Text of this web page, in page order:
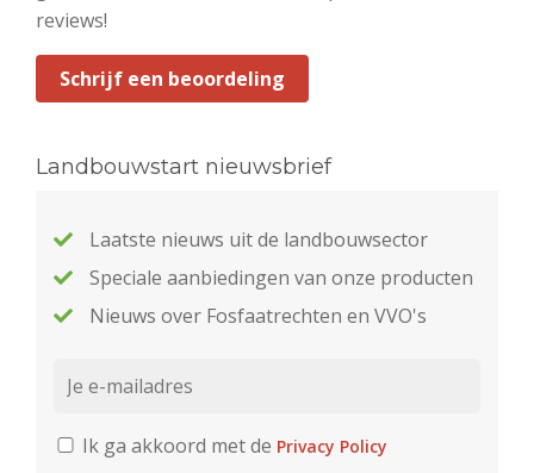
reviews!
Schrijf een beoordeling
Landbouwstart nieuwsbrief
Laatste nieuws uit de landbouwsector
Speciale aanbiedingen van onze producten
Nieuws over Fosfaatrechten en VVO's
Ik ga akkoord met de Privacy Policy